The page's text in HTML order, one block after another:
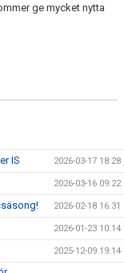
ge mycket nytta
IS 2026-03-17 18:28
2026-03-16 09:22
2026-02-18 16:31
2026-01-23 10:14
2025-12-09 19:14